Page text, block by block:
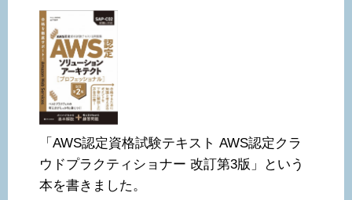
「AWS認定資格試験テキスト AWS認定クラ
ウドプラクティショナー 改訂第3版」という
本を書きました。